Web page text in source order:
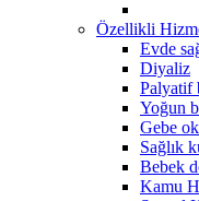
Özellikli
Evde
Diyaliz
Palyatif
Yoğun
Gebe
Sağlık
Bebek
Kamu